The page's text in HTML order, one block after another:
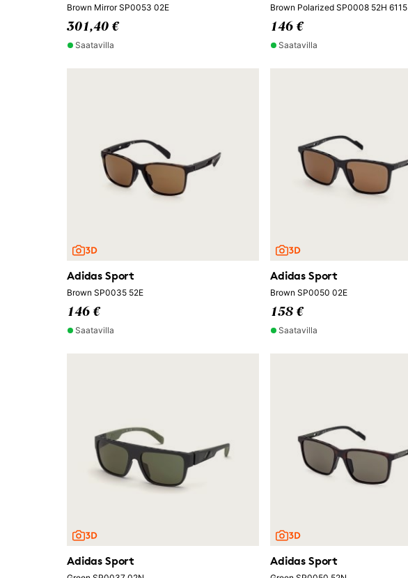
Brown Mirror SP0053 02E
301,40 €
Saatavilla
Brown Polarized SP0008 52H 6115
146 €
Saatavilla
Adidas Sport
Brown SP0035 52E
146 €
Saatavilla
Adidas Sport
Brown SP0050 02E
158 €
Saatavilla
Adidas Sport Adidas Sport